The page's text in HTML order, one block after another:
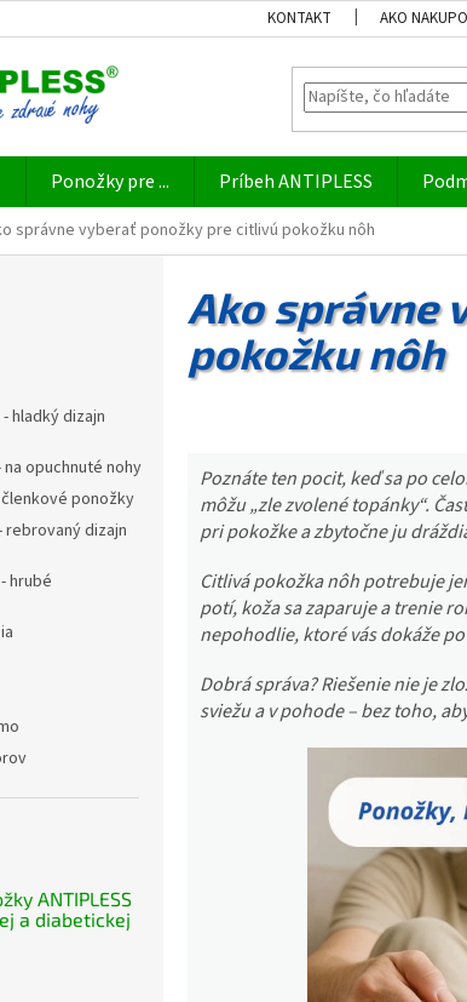
KONTAKT AKO
Ponožky pre ... Príbeh ANTIPLESS
správne vyberať ponožky pre citlivú pokožku nôh
- hladký dizajn
na opuchnuté nohy
členkové ponožky
rebrovaný dizajn
hrubé
ANTIPLESS
a diabetickej
Ako správne
pokožku nôh
Poznáte ten pocit, keď sa po
môžu „zle zvolené topánky“.
pri pokožke a zbytočne ju
Citlivá pokožka nôh potrebuje
potí, koža sa zaparuje a trenie
nepohodlie, ktoré vás dokáže
Dobrá správa? Riešenie nie je
sviežu a v pohode – bez toho,